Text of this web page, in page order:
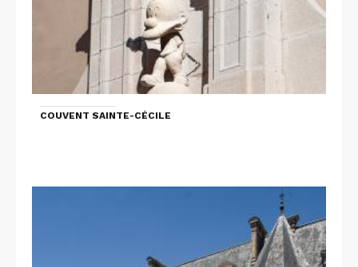
COUVENT SAINTE-CÉCILE